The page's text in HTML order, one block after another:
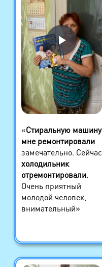
«Стиральную машину
мне ремонтировали
замечательно. Сейчас
холодильник
отремонтировали.
Очень приятный
молодой человек,
внимательный»